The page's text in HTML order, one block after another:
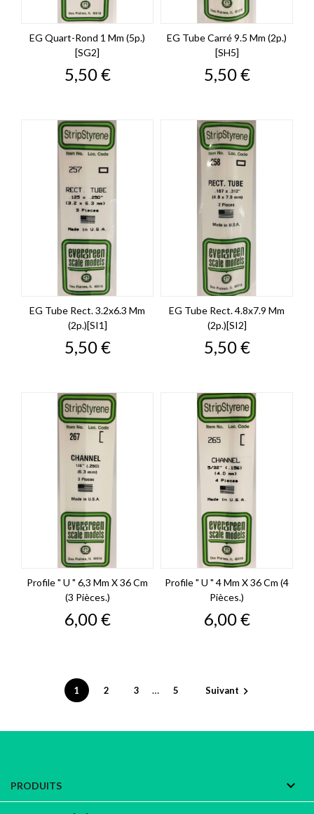
EG Quart-Rond 1 Mm (5p.)
[SG2]
Prix
5,50 €
EG Tube Carré 9.5 Mm (2p.)
[SH5]
Prix
5,50 €
EG Tube Rect. 3.2x6.3 Mm
(2p.)[SI1]
Prix
5,50 €
EG Tube Rect. 4.8x7.9 Mm
(2p.)[SI2]
Prix
5,50 €
Profile " U " 6,3 Mm X 36 Cm
(3 Pièces.)
Prix
6,00 €
Profile " U " 4 Mm X 36 Cm (4
Pièces.)
Prix
6,00 €
1 2 3 … 5 Suivant 
PRODUITS 